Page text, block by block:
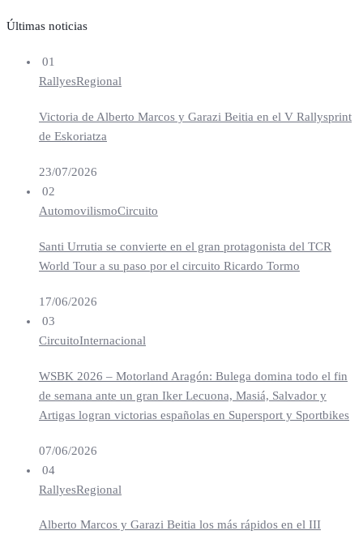
Últimas noticias
01
RallyesRegional
Victoria de Alberto Marcos y Garazi Beitia en el V Rallysprint
de Eskoriatza
23/07/2026
02
AutomovilismoCircuito
Santi Urrutia se convierte en el gran protagonista del TCR
World Tour a su paso por el circuito Ricardo Tormo
17/06/2026
03
CircuitoInternacional
WSBK 2026 – Motorland Aragón: Bulega domina todo el fin
de semana ante un gran Iker Lecuona, Masiá, Salvador y
Artigas logran victorias españolas en Supersport y Sportbikes
07/06/2026
04
RallyesRegional
Alberto Marcos y Garazi Beitia los más rápidos en el III